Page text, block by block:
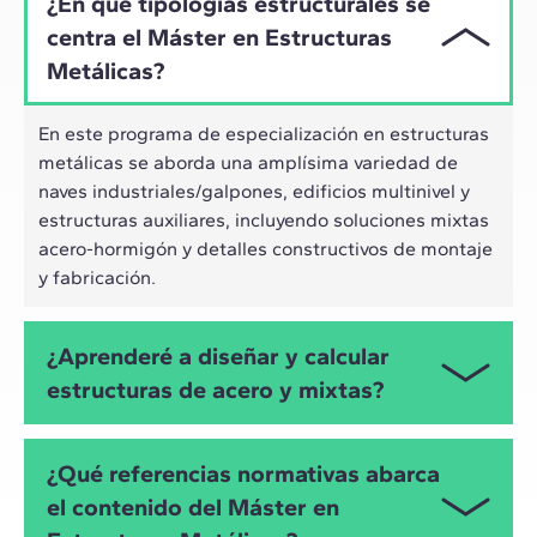
centra el Máster en Estructuras
Metálicas?
En este programa de especialización en estructuras
metálicas se aborda una amplísima variedad de
naves industriales/galpones, edificios multinivel y
estructuras auxiliares, incluyendo soluciones mixtas
acero-hormigón y detalles constructivos de montaje
y fabricación.
¿Aprenderé a diseñar y calcular
estructuras de acero y mixtas?
Estructuras Metálicas desarrollarás competencias
para el dimensionamiento, verificación y
¿Qué referencias normativas abarca
el contenido del Máster en